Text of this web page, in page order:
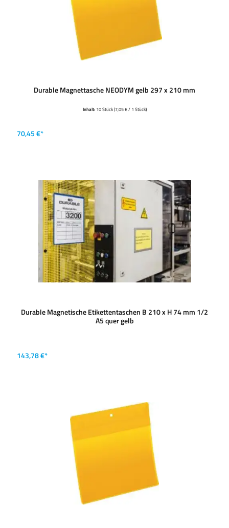
Durable Magnettasche NEODYM gelb 297 x 210 mm
Inhalt: 10 Stück(7,05 € / 1 Stück)
70,45 €*
Durable Magnetische Etikettentaschen B 210 x H 74 mm 1/2
A5 quer gelb
143,78 €*